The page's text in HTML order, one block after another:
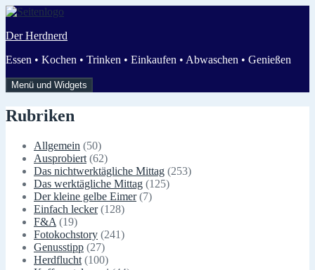
Zum
springen
Der Herdnerd
Essen • Kochen • Trinken • Einkaufen • Abwaschen • Genießen
Menü und Widgets
Rubriken
Allgemein (50)
Ausprobiert (62)
Das nichtwerktägliche Mittag (253)
Das werktägliche Mittag (125)
Der kleine gelbe Eimer(7)
Einfach lecker(128)
F&A (19)
Fotokochstory (241)
Genusstipp (27)
Herdflucht (100)